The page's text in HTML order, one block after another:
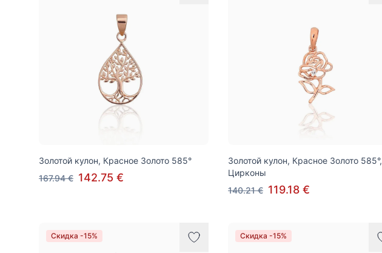
Золотой кулон, Красное Золото 585°
167.94 € 142.75 €
Золотой кулон, Красное Золото 585°,
Цирконы
140.21 € 119.18 €
Скидка -15% Скидка -15%